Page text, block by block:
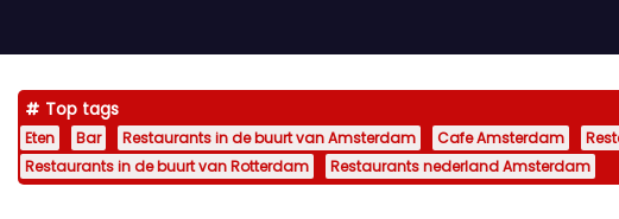
Top tags
Eten Bar Restaurants in de buurt van Amsterdam Cafe Amsterdam
Restaurants in de buurt van Rotterdam
Restaurants nederland Amsterdam